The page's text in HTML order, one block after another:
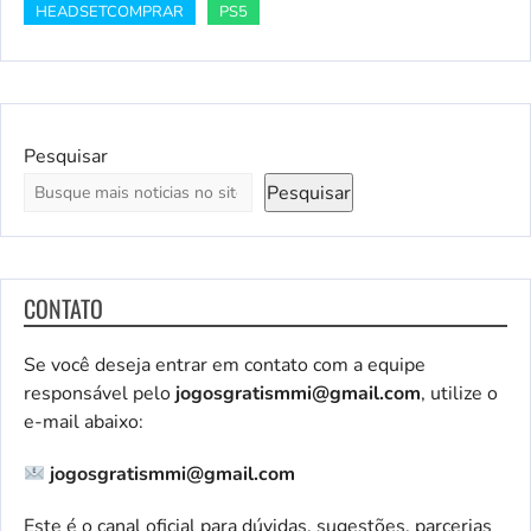
HEADSETCOMPRAR
PS5
Pesquisar
Pesquisar
CONTATO
Se você deseja entrar em contato com a equipe
responsável pelojogosgratismmi@gmail.com, utilize o
e-mail abaixo:
jogosgratismmi@gmail.com